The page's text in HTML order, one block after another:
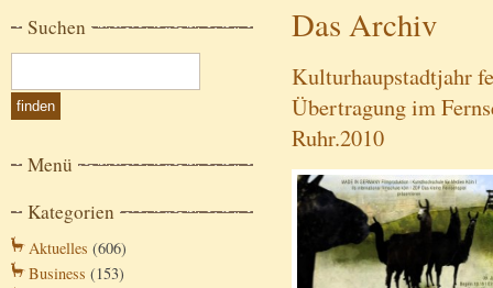
Suchen
Menü
Kategorien
Aktuelles (606)
Business (153)
Das Archiv
Kulturhaupstadtjahr
Übertragung im
Ruhr.2010